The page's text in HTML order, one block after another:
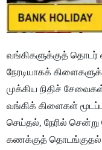
வங்கிகளுக்குத் தொடர்
நேரடியாகக்
முக்கிய நிதிச்
வங்கிக் கிளைகள்
செய்தல், நேரில்
கணக்குத் தொடங்குதல்